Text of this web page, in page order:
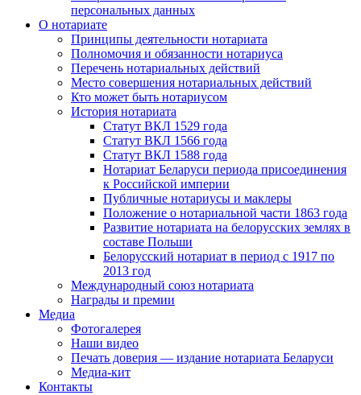
персональных данных
О нотариате
Принципы деятельности нотариата
Полномочия и обязанности нотариуса
Перечень нотариальных действий
Место совершения нотариальных действий
Кто может быть нотариусом
История нотариата
Статут ВКЛ 1529 года
Статут ВКЛ 1566 года
Статут ВКЛ 1588 года
Нотариат Беларуси периода присоединения
к Российской империи
Публичные нотариусы и маклеры
Положение о нотариальной части 1863 года
Развитие нотариата на белорусских землях в
составе Польши
Белорусский нотариат в период с 1917 по
2013 год
Международный союз нотариата
Награды и премии
Медиа
Фотогалерея
Наши видео
Печать доверия — издание нотариата Беларуси
Медиа-кит
Контакты